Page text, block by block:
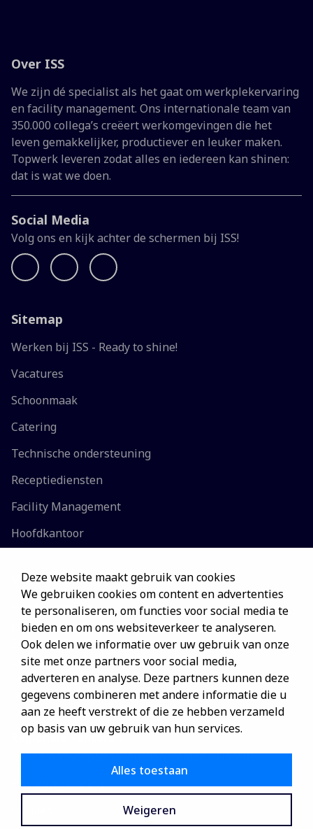
Deze website maakt gebruik van cookies
We gebruiken cookies om content en advertenties
te personaliseren, om functies voor social media te
bieden en om ons websiteverkeer te analyseren.
Ook delen we informatie over uw gebruik van onze
site met onze partners voor social media,
adverteren en analyse. Deze partners kunnen deze
gegevens combineren met andere informatie die u
aan ze heeft verstrekt of die ze hebben verzameld
op basis van uw gebruik van hun services.
Alles toestaan
Weigeren
Over ISS
We zijn dé specialist als het gaat om werkplekervaring
en facility management. Ons internationale team van
350.000 collega’s creëert werkomgevingen die het
leven gemakkelijker, productiever en leuker maken.
Topwerk leveren zodat alles en iedereen kan shinen:
dat is wat we doen.
Social Media
Volg ons en kijk achter de schermen bij ISS!
Sitemap
Werken bij ISS - Ready to shine!
Vacatures
Schoonmaak
Catering
Technische ondersteuning
Receptiediensten
Facility Management
Hoofdkantoor
Vestigingen
Hoofdkantoor
ISS Facility Services NV
Everest Office Park
Leuvensesteenweg 248C
1800 Vilvoorde
BE0403.313.330
Tel: 0800/85170
Regionale kantoren
Gent | Antwerpen | Heusden-Zolder | Floreffe
Privacyverklaring